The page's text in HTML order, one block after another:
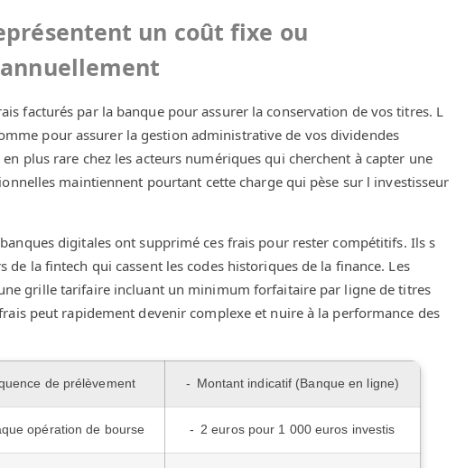
un coût fixe ou
facturés par la banque pour assurer la conservation de vos titres. L
pour assurer la gestion administrative de vos dividendes
plus rare chez les acteurs numériques qui cherchent à capter une
maintiennent pourtant cette charge qui pèse sur l investisseur
digitales ont supprimé ces frais pour rester compétitifs. Ils s
de la fintech qui cassent les codes historiques de la finance. Les
grille tarifaire incluant un minimum forfaitaire par ligne de titres
peut rapidement devenir complexe et nuire à la performance des
de prélèvement Montant indicatif (Banque en ligne)
opération de bourse 2 euros pour 1 000 euros investis